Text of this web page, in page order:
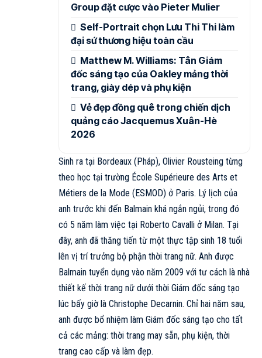
Group đặt cược vào Pieter Mulier
Self-Portrait chọn Lưu Thi Thi làm
đại sứ thương hiệu toàn cầu
Matthew M. Williams: Tân Giám
đốc sáng tạo của Oakley mảng thời
trang, giày dép và phụ kiện
Vẻ đẹp đồng quê trong chiến dịch
quảng cáo Jacquemus Xuân-Hè
2026
Sinh ra tại Bordeaux (Pháp), Olivier Rousteing từng
theo học tại trường École Supérieure des Arts et
Métiers de la Mode (ESMOD) ở Paris. Lý lịch của
anh trước khi đến Balmain khá ngắn ngủi, trong đó
có 5 năm làm việc tại Roberto Cavalli ở Milan. Tại
đây, anh đã thăng tiến từ một thực tập sinh 18 tuổi
lên vị trí trưởng bộ phận thời trang nữ. Anh được
Balmain tuyển dụng vào năm 2009 với tư cách là nhà
thiết kế thời trang nữ dưới thời Giám đốc sáng tạo
lúc bấy giờ là Christophe Decarnin. Chỉ hai năm sau,
anh được bổ nhiệm làm Giám đốc sáng tạo cho tất
cả các mảng: thời trang may sẵn, phụ kiện, thời
trang cao cấp và làm đẹp.